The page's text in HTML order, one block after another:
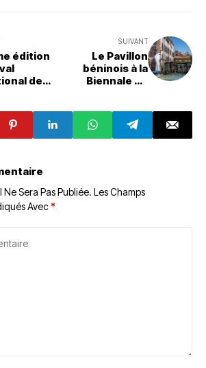
édition
des
SUIVANT
Le Pavillon
béninois à la
Biennale de
son exposition
Everything
precious is
Sera Pas Publiée. Les Champs
Avec*